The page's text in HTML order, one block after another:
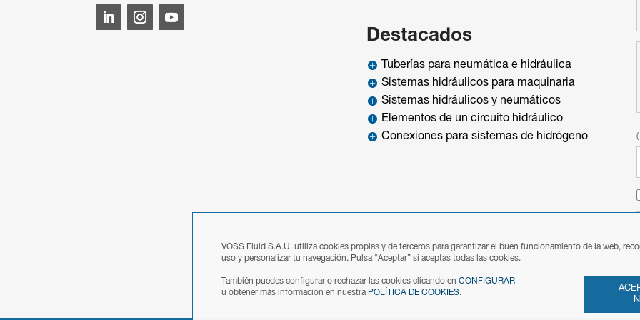
Destacados

Tuberías para neumática e hidráulica
 Sistemas hidráulicos para maquinaria
 Sistemas hidráulicos y neumáticos

Elementos de un circuito hidráulico
 Conexiones para sistemas de hidrógeno
VOSS Fluid S.A.U. utiliza cookies propias y de terceros para garantizar el buen funcionamiento de la web,
uso y personalizar tu navegación. Pulsa “Aceptar” si aceptas todas las cookies.
También puedes configurar o rechazar las cookies clicando en CONFIGURAR
u obtener más información en nuestra POLÍTICA DE COOKIES.